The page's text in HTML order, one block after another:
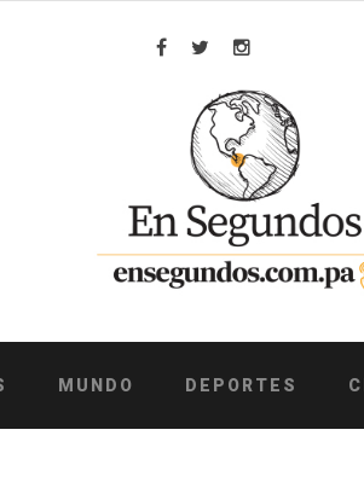
Facebook
TwitterInstagram
MUNDO DEPORTES